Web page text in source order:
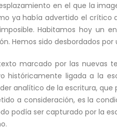
en el que la
ya había advertido el crítico
Habitamos hoy un
Hemos sido desbordados
marcado por las nuevas
históricamente ligada a la
analítico de la escritura,
a consideración, es la
podía ser capturado por la